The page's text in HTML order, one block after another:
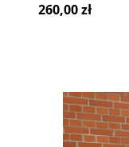
260,00 zł